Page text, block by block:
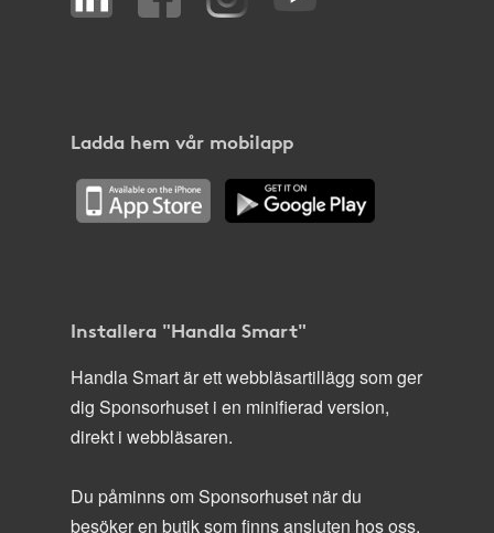
Ladda hem vår mobilapp
Installera "Handla Smart"
Handla Smart är ett webbläsartillägg som ger
dig Sponsorhuset i en minifierad version,
direkt i webbläsaren.
Du påminns om Sponsorhuset när du
besöker en butik som finns ansluten hos oss.